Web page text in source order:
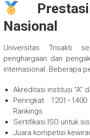
Nasional
Universitas Trisakti
penghargaan dan
internasional. Beberapa
Akreditasi institusi “A”
Peringkat
Rankings
Sertifikasi ISO untuk
Juara kompetisi